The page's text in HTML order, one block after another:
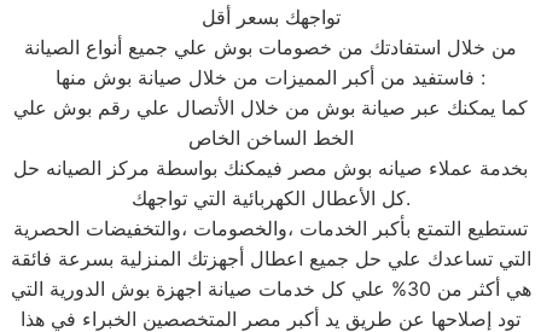
تواجهك بسعر أقل
من خلال استفادتك من خصومات بوش علي جميع أنواع الصيانة
فاستفيد من أكبر المميزات من خلال صيانة بوش منها :
كما يمكنك عبر صيانة بوش من خلال الأتصال علي رقم بوش علي
الخط الساخن الخاص
بخدمة عملاء صيانه بوش مصر فيمكنك بواسطة مركز الصيانه حل
كل الأعطال الكهربائية التي تواجهك.
تستطيع التمتع بأكبر الخدمات ،والخصومات ،والتخفيضات الحصرية
التي تساعدك علي حل جميع اعطال أجهزتك المنزلية بسرعة فائقة
هي أكثر من 30% علي كل خدمات صيانة اجهزة بوش الدورية التي
تود إصلاحها عن طريق يد أكبر مصر المتخصصين الخبراء في هذا